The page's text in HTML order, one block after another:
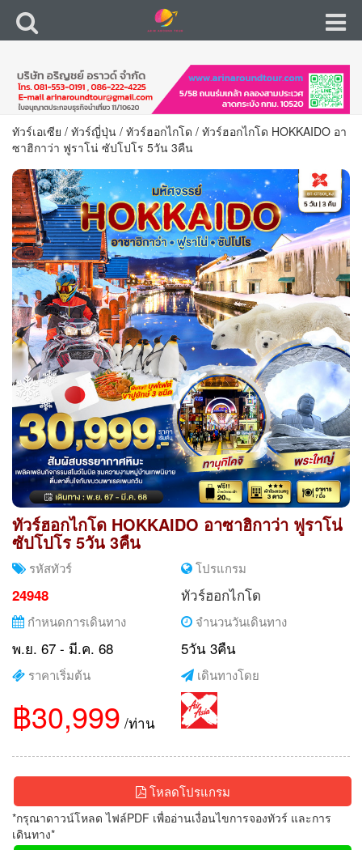
ทัวร์เอเซีย / ทัวร์ญี่ปุ่น / ทัวร์ฮอกไกโด / ทัวร์ฮอกไกโด HOKKAIDO อา
ซาฮิกาว่า ฟูราโน่ ซัปโปโร 5วัน 3คืน
ทัวร์ฮอกไกโด HOKKAIDO อาซาฮิกาว่า ฟูราโน่
ซัปโปโร 5วัน 3คืน
รหัสทัวร์
24948
โปรแกรม
ทัวร์ฮอกไกโด
กำหนดการเดินทาง
พ.ย. 67 - มี.ค. 68
จำนวนวันเดินทาง
5วัน 3คืน
ราคาเริ่มต้น
฿30,999 /ท่าน
เดินทางโดย
โหลดโปรแกรม
*กรุณาดาวน์โหลด ไฟล์PDF เพื่ออ่านเงื่อนไขการจองทัวร์ และการ
เดินทาง*